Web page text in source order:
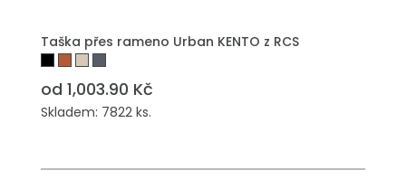
Taška přes rameno Urban KENTO z RCS
od 1,003.90 Kč
Skladem: 7822 ks.